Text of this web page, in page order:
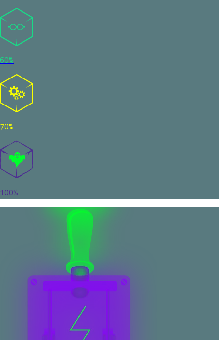
60%
70%
100%